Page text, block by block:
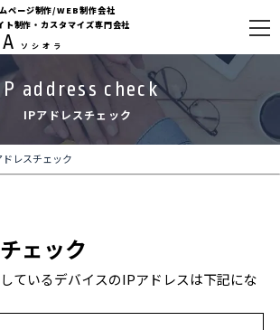
ページ制作/WEB制作会社
制作・カスタマイズ専門会社
ソシオラ
IP address check
IPアドレスチェック
ドレスチェック
ェック
ているデバイスのIPアドレスは下記にな